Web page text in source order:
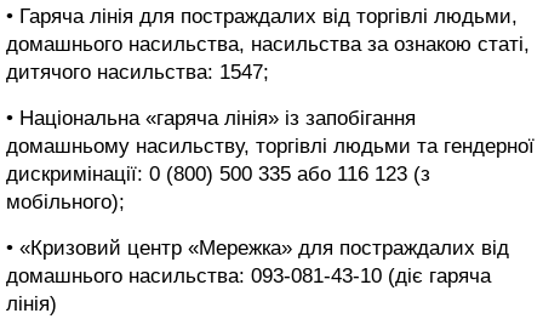
• Гаряча лінія для постраждалих від торгівлі людьми,
домашнього насильства, насильства за ознакою статі,
дитячого насильства: 1547;
• Національна «гаряча лінія» із запобігання
домашньому насильству, торгівлі людьми та гендерної
дискримінації: 0 (800) 500 335 або 116 123 (з
мобільного);
• «Кризовий центр «Мережка» для постраждалих від
домашнього насильства: 093-081-43-10 (діє гаряча
лінія)